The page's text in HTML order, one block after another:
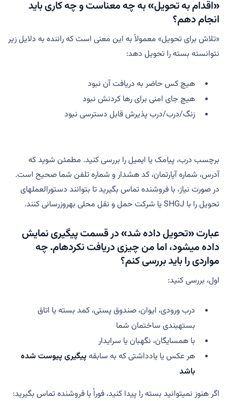
«اقدام به تحویل» به چه معناست و چه کاری باید
انجام دهم؟
«تلاش برای تحویل» معمولاً به این معنی است که راننده به دلایل زیر
نتوانسته بسته را تحویل دهد:
هیچ کس حاضر به دریافت آن نبود
هیچ جای امنی برای رها کردنش نبود
زنگ/درب/درب پذیرش قابل دسترسی نبود
برچسب درب، پیامک یا ایمیل را بررسی کنید. مطمئن شوید که
آدرس، شماره آپارتمان، کد هشدار و شماره تلفن شما صحیح است.
در صورت نیاز، با فروشنده تماس بگیرید تا بتوانند دستورالعملهای
تحویل را با SHGJ یا شرکت حمل و نقل محلی بهروزرسانی کنند.
عبارت «تحویل داده شد» در قسمت پیگیری نمایش
داده میشود، اما من چیزی دریافت نکردهام. چه
مواردی را باید بررسی کنم؟
اول، بررسی کنید:
درب ورودی، ایوان، صندوق پستی، کمد بسته یا اتاق
بستهبندی ساختمان شما
با همسایگان، نگهبان یا سرایدار
هر عکس یا یادداشتی که به سابقه پیگیری پیوست شده
باشد
اگر هنوز نمیتوانید بسته را پیدا کنید، فوراً با فروشنده تماس بگیرید: